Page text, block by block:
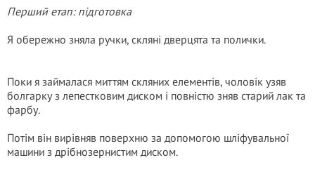
Перший етап: підготовка
Я обережно зняла ручки, скляні дверцята та полички.
Поки я займалася миттям скляних елементів, чоловік узяв
болгарку з лепестковим диском і повністю зняв старий лак та
фарбу.
Потім він вирівняв поверхню за допомогою шліфувальної
машини з дрібнозернистим диском.